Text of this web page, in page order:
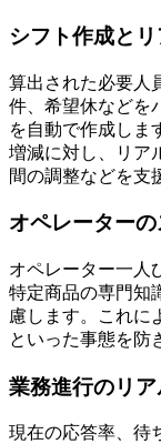
シフト作成と
算出された必要人
件、希望休などを
を自動で作成しま
増減に対し、リア
間の調整などを支
オペレーター
オペレーター一人
特定商品の専門知
慮します。これに
といった事態を防
業務進行のリ
現在の応答率、待